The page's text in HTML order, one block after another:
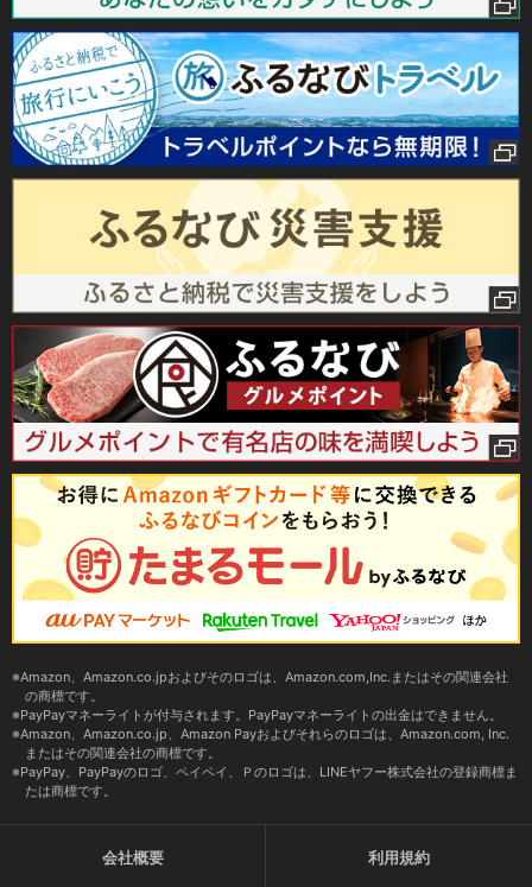
Amazon、Amazon.co.jpおよびそのロゴは、Amazon.com,Inc.またはその関連会社
の商標です。
PayPayマネーライトが付与されます。PayPayマネーライトの出金はできません。
Amazon、Amazon.co.jp、Amazon Payおよびそれらのロゴは、Amazon.com, Inc.
またはその関連会社の商標です。
PayPay、PayPayのロゴ、ペイペイ、Ｐのロゴは、LINEヤフー株式会社の登録商標ま
たは商標です。
会社概要 利用規約